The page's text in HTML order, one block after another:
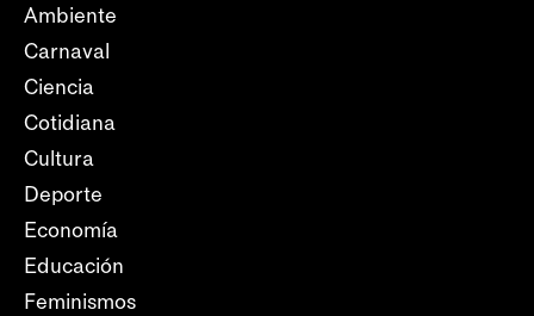
Ambiente
Carnaval
Ciencia
Cotidiana
Cultura
Deporte
Economía
Educación
Feminismos